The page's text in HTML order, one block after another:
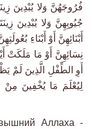
فُرُوجَهُنَّ وَلا يُبْدِينَ
جُيُوبِهِنَّ وَلا يُبْدِينَ
أَبْنَائِهِنَّ أَوْ أَبْنَاءِ
نِسَائِهِنَّ أَوْ مَا مَلَكَتْ
أَوِ الطِّفْلِ الَّذِينَ لَمْ
لِيُعْلَمَ مَا يُخْفِينَ مِنْ
Аллаха -